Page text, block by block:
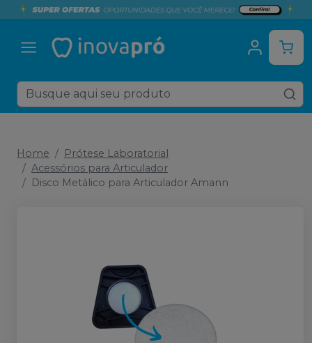
Home
Prótese Laboratorial
Acessórios para Articulador
Disco Metálico para Articulador Amann